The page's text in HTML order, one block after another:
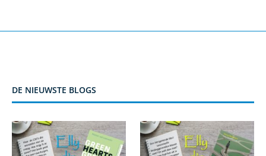
DE NIEUWSTE BLOGS